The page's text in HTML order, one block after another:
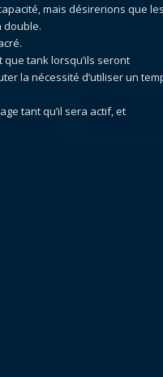
mais désirerions que
double.
tank lorsqu’ils seront
la nécessité d’utiliser un
tant qu’il sera actif, et